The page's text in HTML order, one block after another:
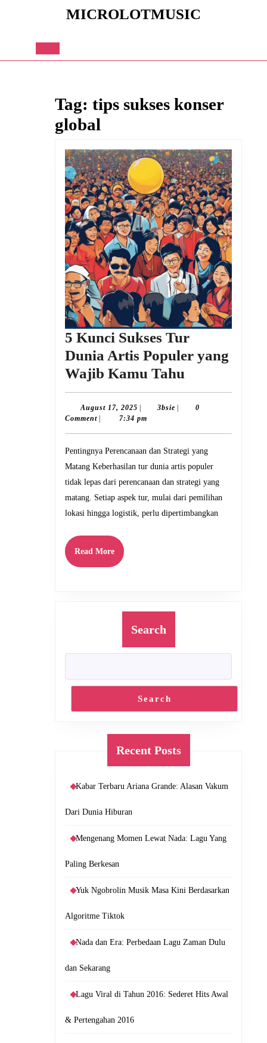
MICROLOTMUSIC
Open
Tag: tips sukses konser
global
5 Kunci Sukses Tur
Dunia Artis Populer yang
Wajib Kamu Tahu
Kunci
Sukses
Dunia
Artis
Populer
yang
Wajib
August 17, 2025 August
17,
3bsie 3bsie0
Comment
7:34 pm
Pentingnya Perencanaan dan Strategi yang
Matang Keberhasilan tur dunia artis populer
tidak lepas dari perencanaan dan strategi yang
matang. Setiap aspek tur, mulai dari pemilihan
lokasi hingga logistik, perlu dipertimbangkan
Read MoreRead
More
Search
Search
Recent Posts
Kabar Terbaru Ariana Grande: Alasan Vakum
Dari Dunia Hiburan
Mengenang Momen Lewat Nada: Lagu Yang
Paling Berkesan
Yuk Ngobrolin Musik Masa Kini Berdasarkan
Algoritme Tiktok
Nada dan Era: Perbedaan Lagu Zaman Dulu
dan Sekarang
Lagu Viral di Tahun 2016: Sederet Hits Awal
& Pertengahan 2016